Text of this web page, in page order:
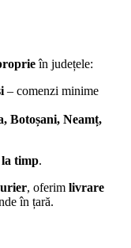
în județele:
– comenzi minime
Botoșani, Neamț,
timp.
, oferim livrare
în țară.